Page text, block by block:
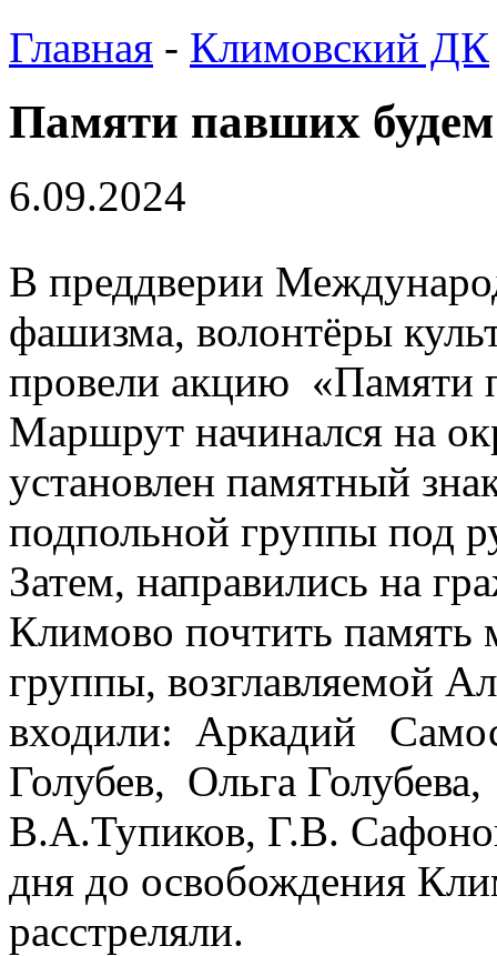
Главная - Климовский ДК
Памяти павших
6.09.2024
В преддверии
фашизма, волонтёры
провели акцию «Памяти
Маршрут начинался на
установлен памятный
подпольной группы под
Затем, направились на
Климово почтить
группы, возглавляемой
входили: Аркадий
Голубев, Ольга
В.А.Тупиков, Г.В.
дня до освобождения
расстреляли.